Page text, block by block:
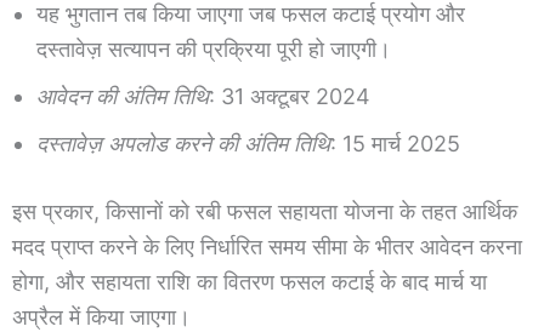
यह भुगतान तब किया जाएगा जब फसल कटाई प्रयोग और
दस्तावेज़ सत्यापन की प्रक्रिया पूरी हो जाएगी।
आवेदन की अंतिम तिथि: 31 अक्टूबर 2024
दस्तावेज़ अपलोड करने की अंतिम तिथि: 15 मार्च 2025
इस प्रकार, किसानों को रबी फसल सहायता योजना के तहत आर्थिक
मदद प्राप्त करने के लिए निर्धारित समय सीमा के भीतर आवेदन करना
होगा, और सहायता राशि का वितरण फसल कटाई के बाद मार्च या
अप्रैल में किया जाएगा।